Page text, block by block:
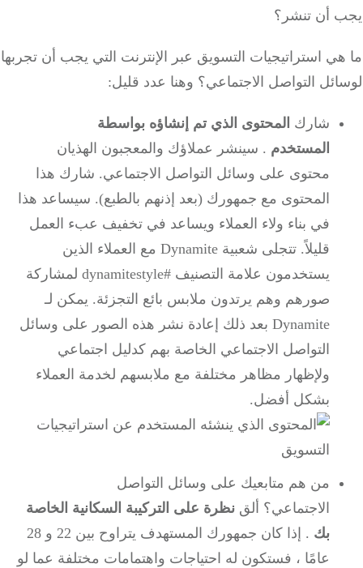
أن تنشر؟
استراتيجيات التسويق عبر الإنترنت التي يجب أن تجربها
التواصل الاجتماعي؟وهنا عدد قليل:
شارك المحتوى الذي تم إنشاؤه بواسطة
المستخدم.سينشر عملاؤك والمعجبون الهذيان
محتوى على وسائل التواصل الاجتماعي.شارك هذا
المحتوى مع جمهورك (بعد إذنهم بالطبع).سيساعد هذا
في بناء ولاء العملاء ويساعد في تخفيف عبء العمل
قليلاً.
تتجلى شعبية Dynamite مع العملاء الذين
يستخدمون علامة التصنيف #dynamitestyle لمشاركة
صورهم وهم يرتدون ملابس بائع التجزئة. يمكن لـ
Dynamite بعد ذلك إعادة نشر هذه الصور على وسائل
التواصل الاجتماعي الخاصة بهم كدليل اجتماعي
ولإظهار مظاهر مختلفة مع ملابسهم لخدمة العملاء
بشكل أفضل.
من هم متابعيك على وسائل التواصل
الاجتماعي؟ألق نظرة على التركيبة السكانية الخاصة
.
إذا كان جمهورك المستهدف يتراوح بين 22 و 28
عامًا ، فستكون له احتياجات واهتمامات مختلفة عما لو